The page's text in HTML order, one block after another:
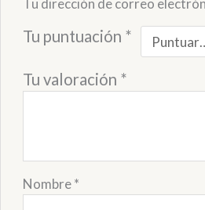
Tu dirección de correo
Tu puntuación *
Tu valoración *
Nombre*